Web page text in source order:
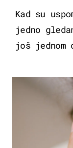
Kad su
jedno
još
MODA &